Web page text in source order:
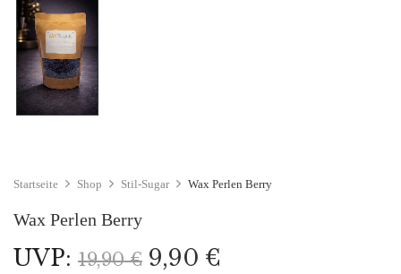
Startseite Shop Stil-Sugar Wax Perlen Berry
Wax Perlen Berry
UVP: 19,90€ 9,90 €